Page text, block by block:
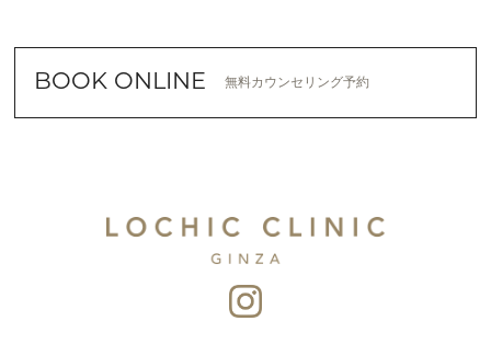
BOOK ONLINE 無料カウンセリング予約